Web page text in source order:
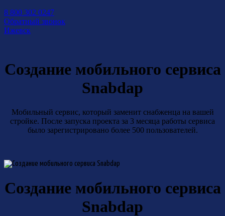
8 800 302 0247
Обратный звонок
Ижевск
Создание мобильного сервиса
Snabdap
Мобильный сервис, который заменит снабженца на вашей
стройке. После запуска проекта за 3 месяца работы сервиса
было зарегистрировано более 500 пользователей.
Создание мобильного сервиса
Snabdap